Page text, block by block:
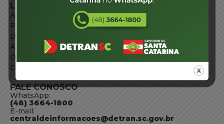
LINKS EXTERNOS
Agência de Notícias
Portal de Serviços
Diário Oficial
Acesso à Informação
Órgãos do Governo
Conheça SC
FALE CONOSCO
WhatsApp:
(48) 3664-1800
E-mail:
centraldeinformacoes@detran.sc.gov.br